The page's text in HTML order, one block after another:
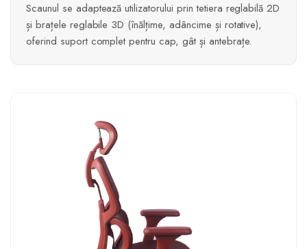
Scaunul se adaptează utilizatorului prin tetiera reglabilă 2D
și brațele reglabile 3D (înălțime, adâncime și rotative),
oferind suport complet pentru cap, gât și antebrațe.